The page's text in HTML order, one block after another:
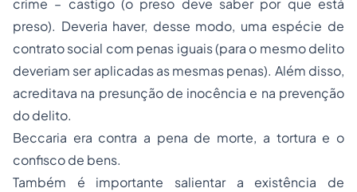
crime – castigo (o preso deve saber por que está
preso). Deveria haver, desse modo, uma espécie de
contrato social com penas iguais (para o mesmo delito
deveriam ser aplicadas as mesmas penas). Além disso,
acreditava na presunção de inocência e na prevenção
do delito.
Beccaria era contra a pena de morte, a tortura e o
confisco de bens.
Também é importante salientar a existência de